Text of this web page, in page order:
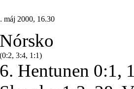
máj 2000, 16.30
Nórsko
(0:2, 3:4, 1:1)
6. Hentunen 0:1,